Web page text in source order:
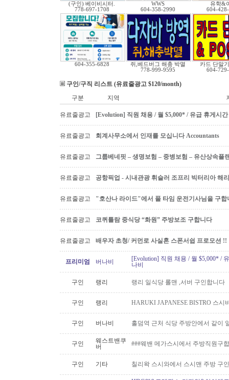
(구인) 베이비시터.
778-697-1708
WWS
604-358-2990
유학&
604-
604-355-6828
쥐,베드버그 해충 박멸
778-999-9595
카드 단말
604-
구인/구직 리스트 (유료줄광고 $120/month)
구분
지역
유료줄광고 [Evolution] 직원 채용 / 월 $5,000* / 유급 휴게시
유료줄광고 회계사무소에서 인재를 모십니다 Accountants
유료줄광고 그룹베네핏 – 생명보험 – 중병보험 – 유산상속플
유료줄광고 공항픽업 - 시내관광 휘슬러 조프리 빅터리아 해
유료줄광고 "호산나 라이드"에서 풀 타임 운전기사님을 구합
유료줄광고 코퀴틀람 중식당 “화원” 주방보조 구합니다
유료줄광고 배우자 초청/ 커먼로 사실혼 스폰서쉽 프로모션 !!
프리미엄 버나비
[Evolution] 직원 채용 / 월 $5,000* /
나비
구인 랭리 랭리 일식당 롤맨 ,서버 구인합니다
구인 랭리 HARUKI JAPANESE BISTRO 스시
구인 버나비 홀덤역 근처 식당 주방안에서 같이
구인
웨스트밴쿠
버
###웨밴 메가스시에서 주방직원구
구인 기타 칠리왁 스시와에서 스시맨 주방 구